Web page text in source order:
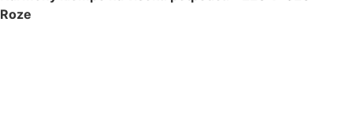
Roze